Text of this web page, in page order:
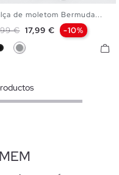
L XL
de moletom Bermuda...
normal
€ Preço
17,99 € -10%
Cinza Melange